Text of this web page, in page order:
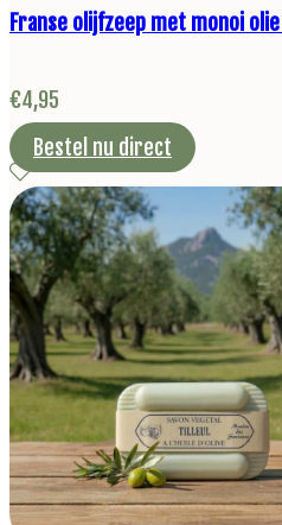
Franse olijfzeep met monoi
€4,95
Bestel nu direct